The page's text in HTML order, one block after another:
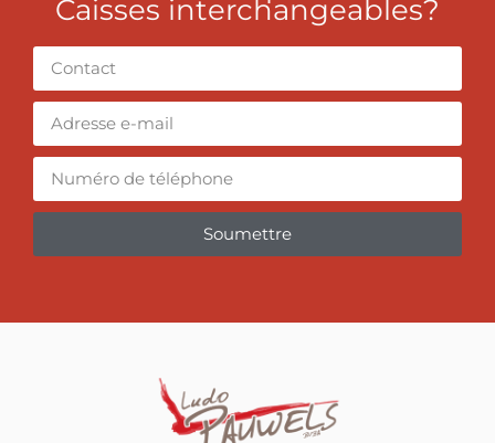
Caisses interchangeables?
Soumettre